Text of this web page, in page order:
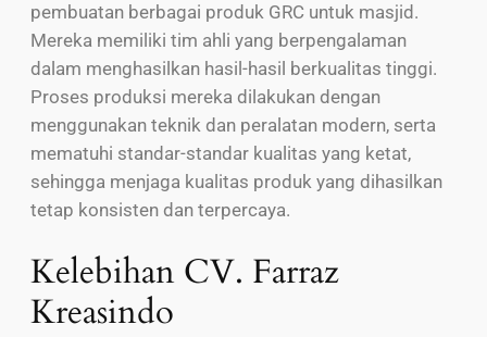
pembuatan berbagai produk GRC untuk masjid.
Mereka memiliki tim ahli yang berpengalaman
dalam menghasilkan hasil-hasil berkualitas tinggi.
Proses produksi mereka dilakukan dengan
menggunakan teknik dan peralatan modern, serta
mematuhi standar-standar kualitas yang ketat,
sehingga menjaga kualitas produk yang dihasilkan
tetap konsisten dan terpercaya.
Kelebihan CV. Farraz
Kreasindo